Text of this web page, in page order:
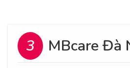
3 MBcare Đà